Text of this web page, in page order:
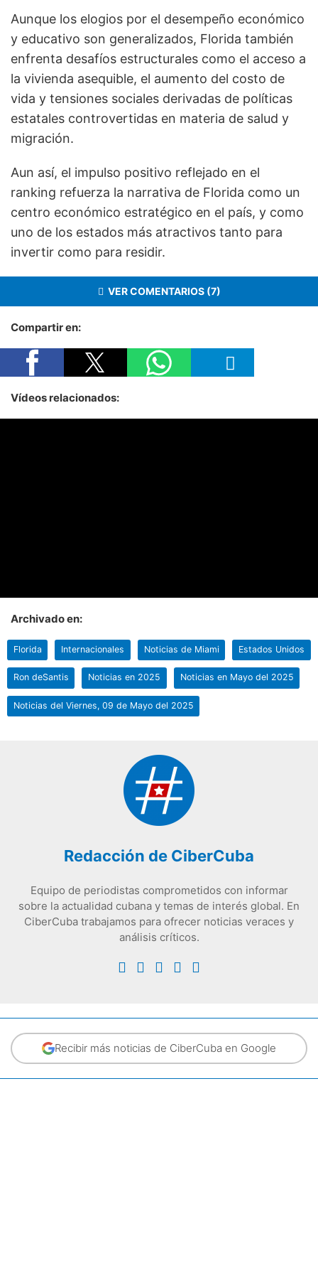
Aunque los elogios por el desempeño económico
y educativo son generalizados, Florida también
enfrenta desafíos estructurales como el acceso a
la vivienda asequible, el aumento del costo de
vida y tensiones sociales derivadas de políticas
estatales controvertidas en materia de salud y
migración.
Aun así, el impulso positivo reflejado en el
ranking refuerza la narrativa de Florida como un
centro económico estratégico en el país, y como
uno de los estados más atractivos tanto para
invertir como para residir.
VER COMENTARIOS (7)
Compartir en:
Vídeos relacionados:
Archivado en:
Florida Internacionales Noticias de Miami Estados Unidos
Ron deSantis Noticias en 2025 Noticias en Mayo del 2025
Noticias del Viernes, 09 de Mayo del 2025
Redacción de CiberCuba
Equipo de periodistas comprometidos con informar
sobre la actualidad cubana y temas de interés global. En
CiberCuba trabajamos para ofrecer noticias veraces y
análisis críticos.
Recibir más noticias de CiberCuba en Google